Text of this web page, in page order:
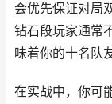
会优先保证对局
钻石段玩家通常
味着你的十名队
在实战中，你可